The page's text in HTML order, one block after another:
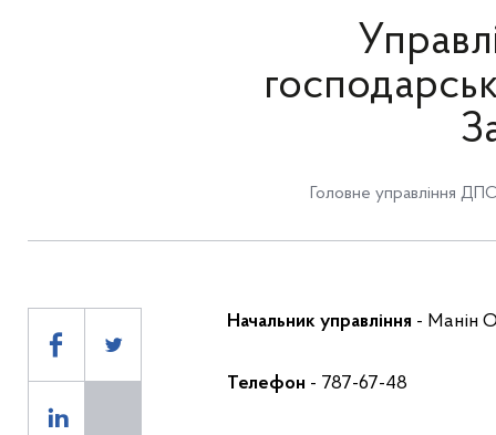
Головне управління
Начальник управління - Манін
Телефон - 787-67-48